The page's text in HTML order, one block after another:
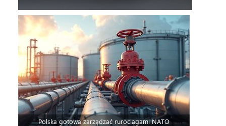
Polska gotowa zarządzać rurociągami NATO